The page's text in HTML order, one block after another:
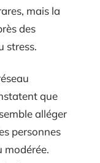
mais la
des
stress.
que
semble alléger
personnes
modérée.